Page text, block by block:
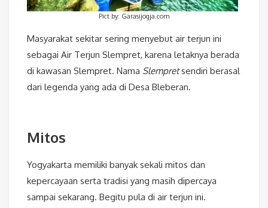
Pict by: Garasijogja.com
Masyarakat sekitar sering menyebut air terjun ini
sebagai Air Terjun Slempret, karena letaknya berada
di kawasan Slempret. Nama Slempretsendiri berasal
dari legenda yang ada di Desa Bleberan.
Mitos
Yogyakarta memiliki banyak sekali mitos dan
kepercayaan serta tradisi yang masih dipercaya
sampai sekarang. Begitu pula di air terjun ini.